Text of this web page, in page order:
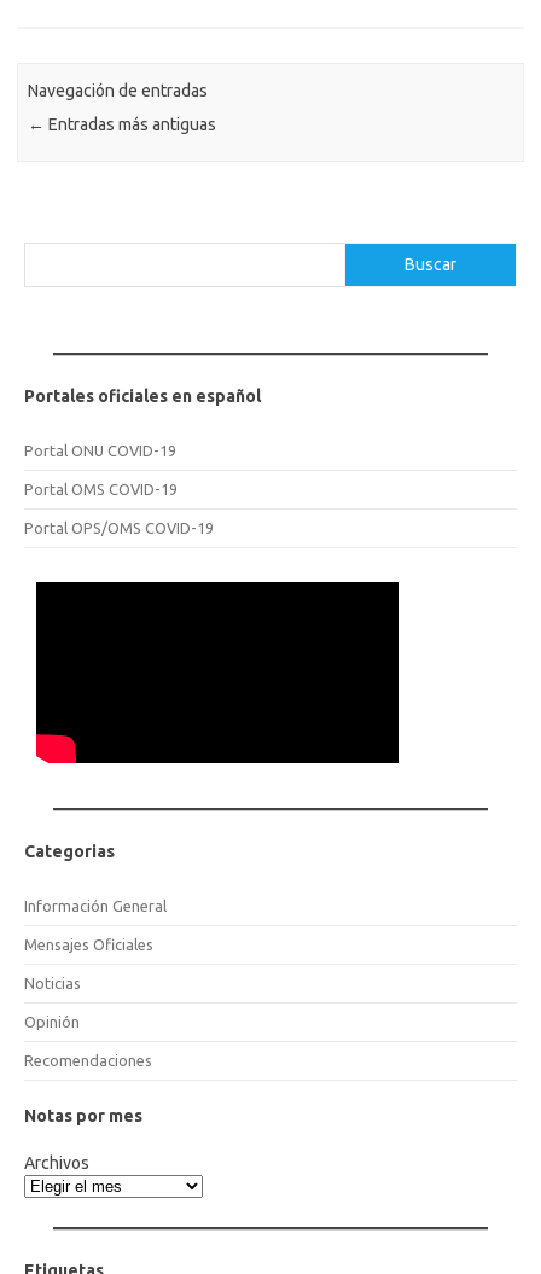
Navegación de entradas
← Entradas más antiguas
Buscar
Portales oficiales en español
Portal ONU COVID-19
Portal OMS COVID-19
Portal OPS/OMS COVID-19
Categorias
Información General
Mensajes Oficiales
Noticias
Opinión
Recomendaciones
Notas por mes
Archivos
Etiquetas